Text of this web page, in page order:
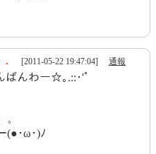
. [2011-05-22 19:47:04] 通報
んわー☆｡.::･'゜
(●･ω･)ﾉ